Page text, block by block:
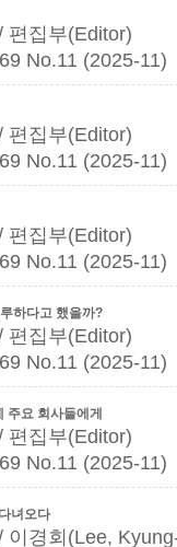
편집부(Editor)
No.11 (2025-11)
편집부(Editor)
No.11 (2025-11)
편집부(Editor)
No.11 (2025-11)
하다고 했을까?
편집부(Editor)
No.11 (2025-11)
주요 회사들에게
편집부(Editor)
No.11 (2025-11)
녀오다
이경회(Lee,